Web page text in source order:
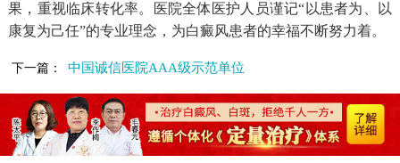
果，重视临床转化率。医院全体医护人员谨记“以患者为、以
康复为己任”的专业理念，为白癜风患者的幸福不断努力着。
下一篇： 中国诚信医院AAA级示范单位